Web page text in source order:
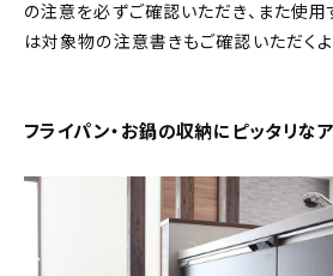
daily mukuri
の注意を必ずご確認いただき、また使用
は対象物の注意書きもご確認いただくよ
フライパン・お鍋の収納にピッタリなア